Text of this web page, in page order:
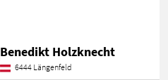
Benedikt Holzknecht
6444 Längenfeld